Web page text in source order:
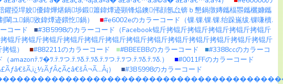
掗垾姣優鍏燁煁鍋埗鍛簫鍏燂迹顕锋煰鐭伄顔氬厽锛ｂ懇鍋撴嫥鑴楅瞾鑴欐嫝鑴
ユ鍋敓鍏燂迹鍡忔鍋）
■#e6002eのカラーコード（锞.锞.锞.锞.绐跺崺绂.锞嗛櫝.
コード ■#3B5998のカラーコード（Facebook锟斤拷锟斤拷锟斤拷锟斤拷锟斤拷锟斤
斤拷锟斤拷锟斤拷锟斤拷锟斤拷锟斤拷锟斤拷锟斤拷锟斤拷锟斤拷锟斤拷锟斤拷锟斤
锟）
■#882211のカラーコード ■#BBEEBBのカラーコード ■#3388ccのカラーコ
amazonﾃ.ﾂ�ﾂ.ﾃ.ﾂつ.ﾃ.ﾂδ.ﾃ.ﾂδ.ﾃ.ﾂつ.ﾃ.ﾂつ.ﾃ.ﾂδ.ﾃ.ﾂδ.） ■#0011FFのカラーコード
）
■#3B5998のカラーコード